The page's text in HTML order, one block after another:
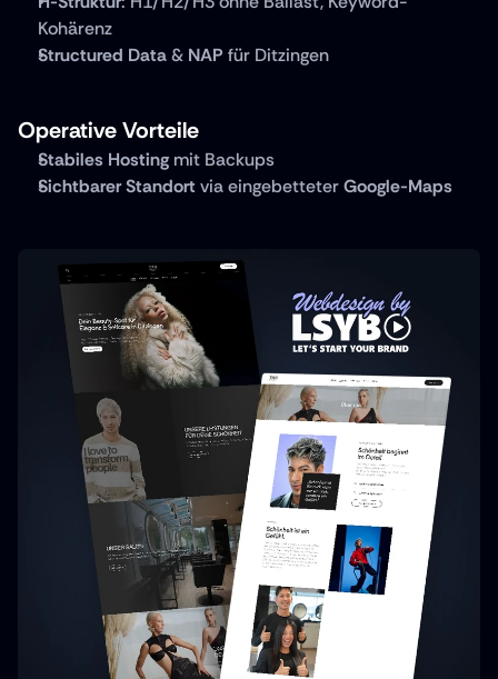
Kohärenz
Structured Data & NAP für Ditzingen
Operative Vorteile
Stabiles Hosting mit Backups
Sichtbarer Standort via eingebetteter Google-Maps